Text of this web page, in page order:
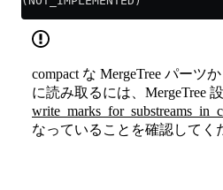
compact な MergeTree パーツ
に読み取るには、MergeTree
なっていることを確認してく